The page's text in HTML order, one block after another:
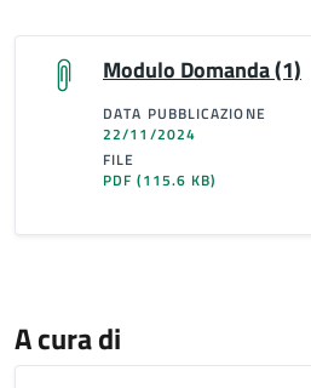
Modulo Domanda (1)
DATA PUBBLICAZIONE
22/11/2024
FILE
PDF(115.6 KB)
A cura di